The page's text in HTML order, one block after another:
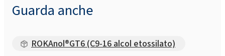
Guarda anche
ROKAnol®GT6 (C9-16 alcol etossilato)